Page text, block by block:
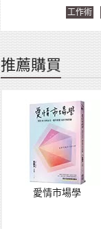
工作術
推薦購買
愛情市場學